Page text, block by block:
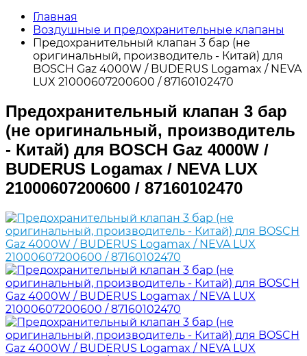
Главная
Воздушные и предохранительные клапаны
Предохранительный клапан 3 бар (не
оригинальный, производитель - Китай) для
BOSCH Gaz 4000W / BUDERUS Logamax / NEVA
LUX 21000607200600 / 87160102470
Предохранительный клапан 3 бар
(не оригинальный, производитель
- Китай) для BOSCH Gaz 4000W /
BUDERUS Logamax / NEVA LUX
21000607200600 / 87160102470